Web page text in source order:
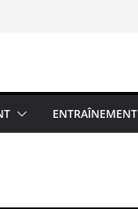
ENTRAÎNEMENT